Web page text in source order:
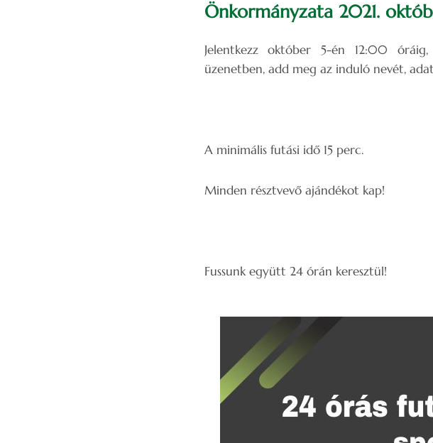
Önkormányzata 2021.
Jelentkezz október 5-én 12:00
üzenetben, add meg az induló nevét,
A minimális futási idő 15 perc.
Minden résztvevő ajándékot kap!
Fussunk együtt 24 órán keresztül!